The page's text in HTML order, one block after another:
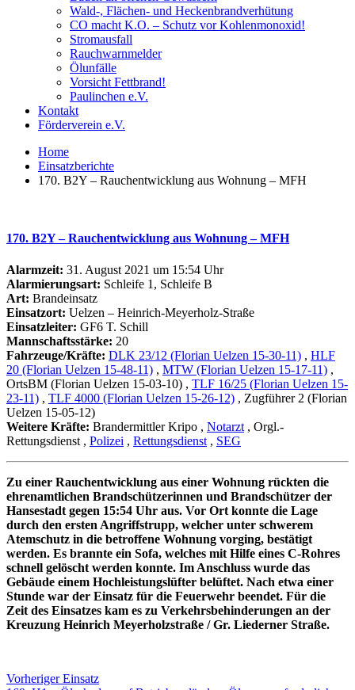
Wald-, Flächen- und Heckenbrandverhütung
CO macht K.O. – Schutz vor Kohlenmonoxid!
Stromausfall
Rauchwarnmelder
Ölunfälle
Vorsicht Fettbrand!
Paulinchen e.V.
Kontakt
Förderverein e.V.
Home
Einsatzberichte
170. B2Y – Rauchentwicklung aus Wohnung – MFH
170. B2Y – Rauchentwicklung aus Wohnung – MFH
Alarmzeit: 31. August 2021 um 15:54 Uhr
Alarmierungsart: Schleife 1, Schleife B
Art: Brandeinsatz
Einsatzort: Uelzen – Heinrich-Meyerholz-Straße
Einsatzleiter: GF6 T. Schill
Mannschaftsstärke: 20
Fahrzeuge/Kräfte: DLK 23/12 (Florian Uelzen 15-30-11) , HLF
20 (Florian Uelzen 15-48-11) , MTW (Florian Uelzen 15-17-11) ,
OrtsBM (Florian Uelzen 15-03-10) , TLF 16/25 (Florian Uelzen 15-
23-11) , TLF 4000 (Florian Uelzen 15-26-12) , Zugführer 2 (Florian
Uelzen 15-05-12)
Weitere Kräfte: Brandermittler Kripo , Notarzt , Orgl.-
Rettungsdienst , Polizei , Rettungsdienst , SEG
Zu einer Rauchentwicklung aus einer Wohnung rückten die
ehrenamtlichen Brandschützerinnen und Brandschützer der
Hansestadt gegen 15:54 Uhr aus. Vor Ort konnte die Lage
durch den ersten Angriffstrupp, welcher unter schwerem
Atemschutz in die betroffene Wohnung vorging, bestätigt
werden. Es brannte ein Sofa, welches mit Hilfe eines C-Rohres
schnell gelöscht werden konnte. Im Anschluss wurde das
Gebäude einem Hochleistungslüfter belüftet. Nach etwa einer
Stunde war der Einsatz für die Feuerwehr beendet. Für die
Zeit des Einsatzes kam es zu Verkehrsbehinderungen an der
Kreuzung Heinrich Meyerholzstraße / Gr. Liederner Straße.
Beitragsnavigation
Vorheriger EinsatzVorheriger